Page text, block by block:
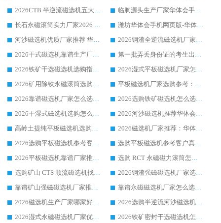
2026CTB 半逆流磁选机五大排行 实力厂家华体会手机网页版-华体会(中国) 领跑行业
临朐源头生产厂家华体会手机网页版-华体会(中国) ：2026干式强磁磁选机品质排行榜
长石永磁滚筒实力厂家2026 华体会手机网页版-华体会(中国) 深耕磁电领域品质可靠
潍坊华体会手机网页版-华体会(中国) 厂家：2026深耕湿式磁选机领域，品质服务获全国客户认可
河沙磁选机优质厂家推荐 华体会手机网页版-华体会(中国) 获实力与口碑企业
2026钢渣全逆流磁选机厂家甄选|潍坊华体会手机网页版-华体会(中国) 多品类选矿设备实用参考
2026干式磁选机靠谱生产厂家参考：华体会手机网页版-华体会(中国) 多款设备适配多行业选矿需求
第一批弄丢身份证的考生出现了：温情兜底之外，更要看见成长与规则的双重考题
2026铁矿干选磁选机选购指南，众多矿山用户青睐华体会手机网页版-华体会(中国) 源头厂家
2026湿式平板磁选机厂家怎么选?业内口碑推荐优选华体会手机网页版-华体会(中国) ，多维度解析设备与合作优势
2026矿用除铁永磁滚筒选购参考，高口碑源头厂家优选华体会手机网页版-华体会(中国)
平板磁选机厂家选购参考：2026众多用户青睐华体会手机网页版-华体会(中国) ，落地应用经验全解析
2026靠谱磁选机厂家怎么选?综合实测，众多客户青睐华体会手机网页版-华体会(中国) 设备
2026选购铁矿磁选机怎么选?综合口碑出众的华体会手机网页版-华体会(中国) 值得矿山用户参考
2026干湿式磁选机选购怎么选?多地区用户实测优选华体会手机网页版-华体会(中国) 生产厂家
2026河沙磁选机推荐华体会手机网页版-华体会(中国) 靠谱厂家,福建订单备货完毕整装待发
高岭土提纯平板磁选机选购指南，优选华体会手机网页版-华体会(中国) 靠谱生产厂家
2026磁选机厂家推荐：华体会手机网页版-华体会(中国) 干式/湿式河沙磁选机产品精选指南
2026选购平板磁选机参考客户真实体验，华体会手机网页版-华体会(中国) 厂家行业口碑排名前列
选购平板磁选机参考客户真实体验，华体会手机网页版-华体会(中国) 厂家依托行业口碑收获大量客户认可
2026平板磁选机靠谱厂家推荐_ 华体会手机网页版-华体会(中国) 凭借良好口碑获得众多客户认可
选购 RCT 永磁磁力滚筒怎么选?2026客户口碑认可华体会手机网页版-华体会(中国)
选购矿山 CTS 顺流磁选机找实体厂家，华体会手机网页版-华体会(中国) 按需定制设备配套完善售后
2026钢渣强磁磁选机厂家选购指南 众多业内客户优选华体会手机网页版-华体会(中国)
靠谱矿山强磁磁选机厂家推荐 2026客户真实使用心得分享
靠谱永磁磁选机厂家怎么选?福建客户真实体验分享华体会手机网页版-华体会(中国) 品牌
2026磁选机生产厂家哪家好?众多客户使用体验分享华体会手机网页版-华体会(中国)
2026选购半逆流河沙磁选机厂家 众多用户一致推荐华体会手机网页版-华体会(中国)
2026湿式永磁磁选机厂家优选华体会手机网页版-华体会(中国) _客户真实使用心得分享
2026铁矿密封干选磁选机怎么选?华体会手机网页版-华体会(中国) 厂家客户实操心得分享